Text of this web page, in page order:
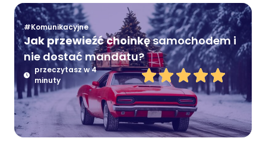
#Komunikacyjne
Jak przewieźć choinkęsamochodem i
nie dostać mandatu?
przeczytasz w 4
minuty